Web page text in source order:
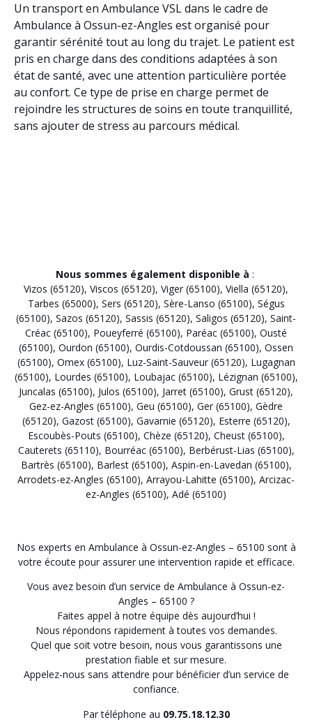
Un transport en Ambulance VSL dans le cadre de
Ambulance à Ossun-ez-Angles est organisé pour
garantir sérénité tout au long du trajet. Le patient est
pris en charge dans des conditions adaptées à son
état de santé, avec une attention particulière portée
au confort. Ce type de prise en charge permet de
rejoindre les structures de soins en toute tranquillité,
sans ajouter de stress au parcours médical.
Nous sommes également disponible à :
Vizos (65120), Viscos (65120), Viger (65100), Viella (65120),
Tarbes (65000), Sers (65120), Sère-Lanso (65100), Ségus
(65100), Sazos (65120), Sassis (65120), Saligos (65120), Saint-
Créac (65100), Poueyferré (65100), Paréac (65100), Ousté
(65100), Ourdon (65100), Ourdis-Cotdoussan (65100), Ossen
(65100), Omex (65100), Luz-Saint-Sauveur (65120), Lugagnan
(65100), Lourdes (65100), Loubajac (65100), Lézignan (65100),
Juncalas (65100), Julos (65100), Jarret (65100), Grust (65120),
Gez-ez-Angles (65100), Geu (65100), Ger (65100), Gèdre
(65120), Gazost (65100), Gavarnie (65120), Esterre (65120),
Escoubès-Pouts (65100), Chèze (65120), Cheust (65100),
Cauterets (65110), Bourréac (65100), Berbérust-Lias (65100),
Bartrès (65100), Barlest (65100), Aspin-en-Lavedan (65100),
Arrodets-ez-Angles (65100), Arrayou-Lahitte (65100), Arcizac-
ez-Angles (65100), Adé (65100)
Nos experts en Ambulance à Ossun-ez-Angles – 65100 sont à
votre écoute pour assurer une intervention rapide et efficace.
Vous avez besoin d’un service de Ambulance à Ossun-ez-
Angles – 65100 ?
Faites appel à notre équipe dès aujourd’hui !
Nous répondons rapidement à toutes vos demandes.
Quel que soit votre besoin, nous vous garantissons une
prestation fiable et sur mesure.
Appelez-nous sans attendre pour bénéficier d’un service de
confiance.
Par téléphone au 09.75.18.12.30